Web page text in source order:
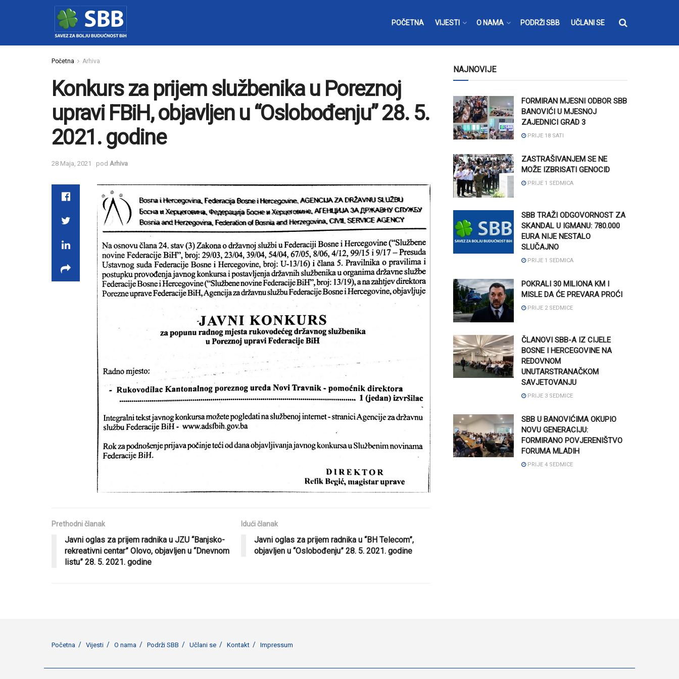
POČETNA VIJESTI O NAMA PODRŽI SBB UČLANI SE
Početna Arhiva
Konkurs za prijem službenika u Poreznoj
upravi FBiH, objavljen u “Oslobođenju” 28. 5.
2021. godine
28 Maja, 2021 pod Arhiva
Prethodni članak
Javni oglas za prijem radnika u JZU “Banjsko-
rekreativni centar” Olovo, objavljen u “Dnevnom
listu” 28. 5. 2021. godine
Idući članak
Javni oglas za prijem radnika u “BH Telecom”,
objavljen u “Oslobođenju” 28. 5. 2021. godine
NAJNOVIJE
FORMIRAN MJESNI ODBOR SBB
BANOVIĆI U MJESNOJ
ZAJEDNICI GRAD 3
PRIJE 18 SATI
ZASTRAŠIVANJEM SE NE
MOŽE IZBRISATI GENOCID
PRIJE 1 SEDMICA
SBB TRAŽI ODGOVORNOST ZA
SKANDAL U IGMANU: 780.000
EURA NIJE NESTALO
SLUČAJNO
PRIJE 1 SEDMICA
POKRALI 30 MILIONA KM I
MISLE DA ĆE PREVARA PROĆI
PRIJE 2 SEDMICE
ČLANOVI SBB-A IZ CIJELE
BOSNE I HERCEGOVINE NA
REDOVNOM
UNUTARSTRANAČKOM
SAVJETOVANJU
PRIJE 3 SEDMICE
SBB U BANOVIĆIMA OKUPIO
NOVU GENERACIJU:
FORMIRANO POVJERENIŠTVO
FORUMA MLADIH
PRIJE 4 SEDMICE
Početna Vijesti O nama Podrži SBB Učlani se Kontakt Impressum